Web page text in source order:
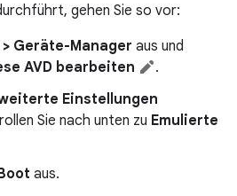
gehen Sie so vor:
> Geräte-Manager aus und
AVD bearbeiten
.
Einstellungen
Sie nach unten zu Emulierte
aus.